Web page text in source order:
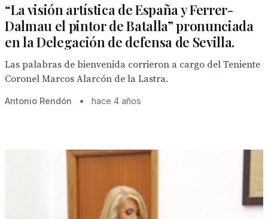
“La visión artística de España y Ferrer-
Dalmau el pintor de Batalla” pronunciada
en la Delegación de defensa de Sevilla.
Las palabras de bienvenida corrieron a cargo del Teniente
Coronel Marcos Alarcón de la Lastra.
Antonio Rendón • hace 4 años